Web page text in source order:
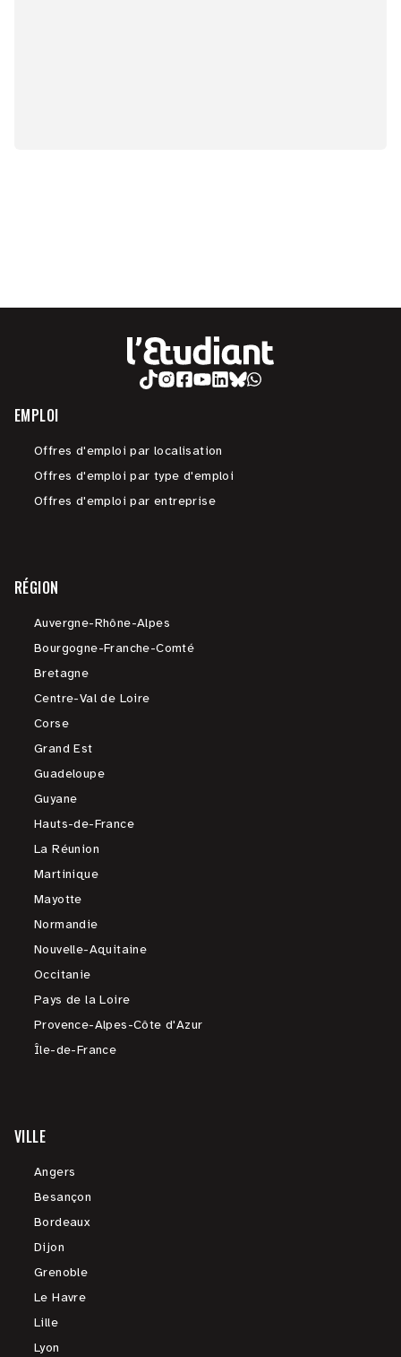
EMPLOI
Offres d'emploi par localisation
Offres d'emploi par type d'emploi
Offres d'emploi par entreprise
RÉGION
Auvergne-Rhône-Alpes
Bourgogne-Franche-Comté
Bretagne
Centre-Val de Loire
Corse
Grand Est
Guadeloupe
Guyane
Hauts-de-France
La Réunion
Martinique
Mayotte
Normandie
Nouvelle-Aquitaine
Occitanie
Pays de la Loire
Provence-Alpes-Côte d'Azur
Île-de-France
VILLE
Angers
Besançon
Bordeaux
Dijon
Grenoble
Le Havre
Lille
Lyon